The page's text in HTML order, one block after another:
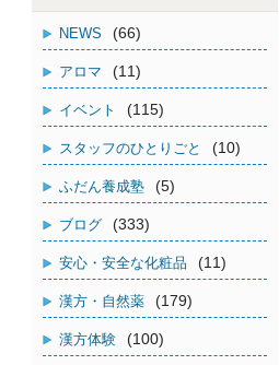
NEWS (66)
アロマ (11)
イベント (115)
スタッフのひとりごと (10)
ふだん養成塾 (5)
ブログ (333)
安心・安全な化粧品 (11)
漢方・自然薬 (179)
漢方体験 (100)